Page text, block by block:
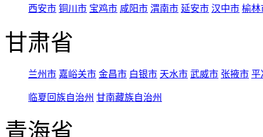
西安市 铜川市 宝鸡市 咸阳市 渭南市 延安市 汉中市 榆林
甘肃省
兰州市 嘉峪关市 金昌市 白银市 天水市 武威市 张掖市 平
临夏回族自治州 甘南藏族自治州
青海省